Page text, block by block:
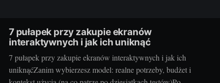
7 pułapek przy zakupie ekranów
interaktywnych i jak ich uniknąć
7 pułapek przy zakupie ekranów interaktywnych i jak ich
uniknąćZanim wybierzesz model: realne potrzeby, budżet i